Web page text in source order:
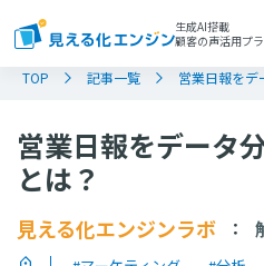
生成AI搭載
顧客の声活用プ
TOP 記事一覧 営業日報をデ
営業日報をデータ
とは？
見える化エンジンラボ ：